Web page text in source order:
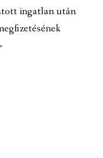
ingatlan után